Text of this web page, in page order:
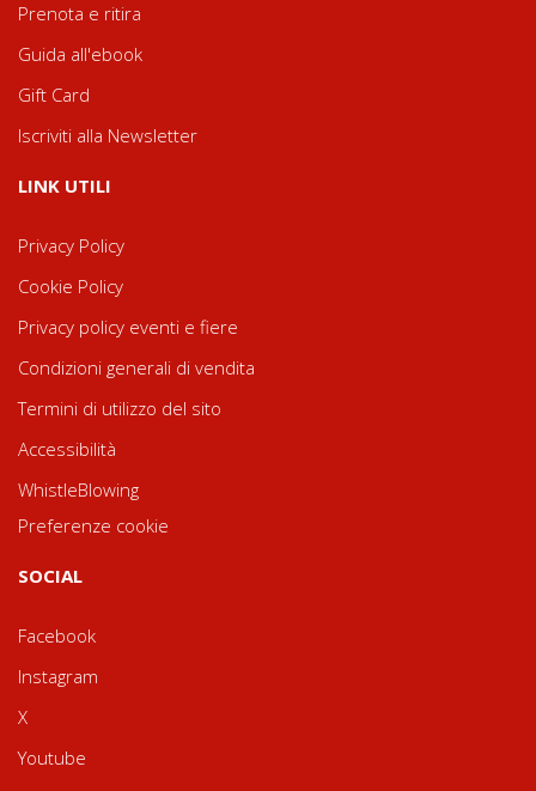
Prenota e ritira
Guida all'ebook
Gift Card
Iscriviti alla Newsletter
LINK UTILI
Privacy Policy
Cookie Policy
Privacy policy eventi e fiere
Condizioni generali di vendita
Termini di utilizzo del sito
Accessibilità
WhistleBlowing
Preferenze cookie
SOCIAL
Facebook
Instagram
X
Youtube